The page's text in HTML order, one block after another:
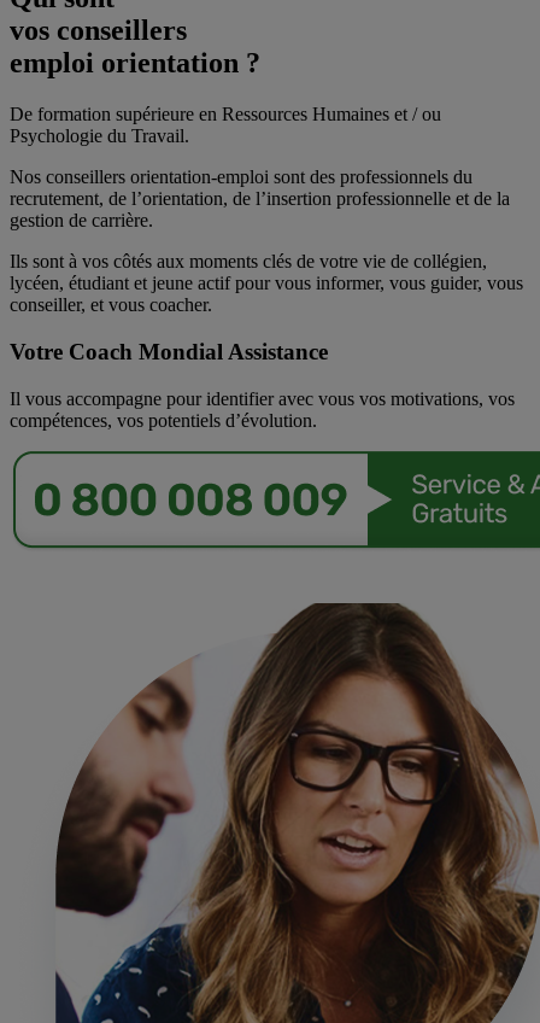
vos conseillers
emploi orientation ?
De formation supérieure en Ressources Humaines et / ou
Psychologie du Travail.
Nos conseillers orientation-emploi sont des professionnels du
recrutement, de l’orientation, de l’insertion professionnelle et de la
gestion de carrière.
Ils sont à vos côtés aux moments clés de votre vie de collégien,
lycéen, étudiant et jeune actif pour vous informer, vous guider, vous
conseiller, et vous coacher.
Votre Coach Mondial Assistance
Il vous accompagne pour identifier avec vous vos motivations, vos
compétences, vos potentiels d’évolution.